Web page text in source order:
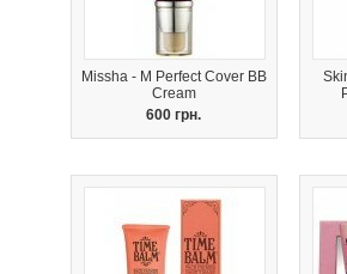
Missha - M Perfect Cover BB
Cream
600 грн.